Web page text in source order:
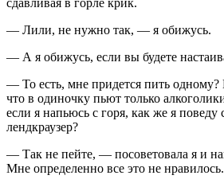
— Лили, не нужно так, — я обижусь.
— А я обижусь, если вы будете
— То есть, мне придется пить
что в одиночку пьют только алкогол
если я напьюсь с горя, как же я
лендкраузер?
— Так не пейте, — посоветовала я и
Мне определенно все это не нравилось.